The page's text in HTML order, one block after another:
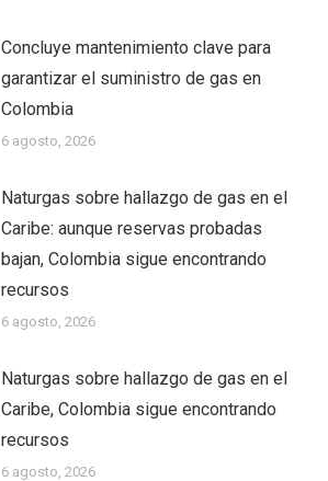
Concluye mantenimiento clave para
garantizar el suministro de gas en
Colombia
6 agosto, 2026
Naturgas sobre hallazgo de gas en el
Caribe: aunque reservas probadas
bajan, Colombia sigue encontrando
recursos
6 agosto, 2026
Naturgas sobre hallazgo de gas en el
Caribe, Colombia sigue encontrando
recursos
6 agosto, 2026